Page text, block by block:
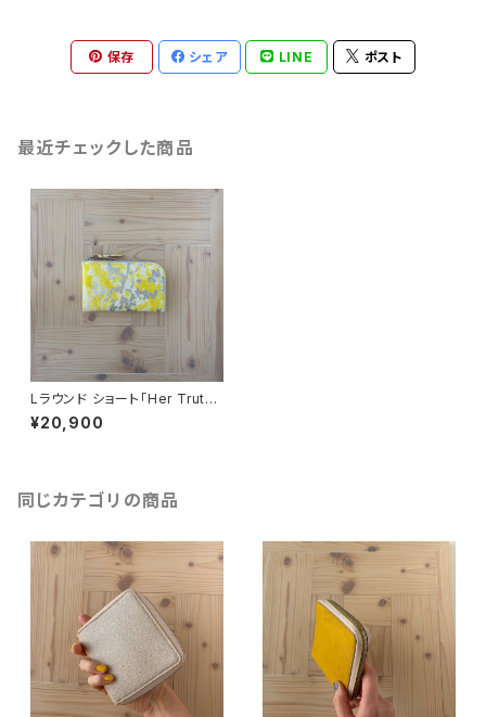
保存 シェア LINE ポスト
最近チェックした商品
Lラウンド ショート「Her Truth」
イエロー
¥20,900
同じカテゴリの商品